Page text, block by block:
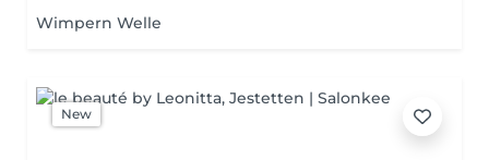
Wimpern Welle
New